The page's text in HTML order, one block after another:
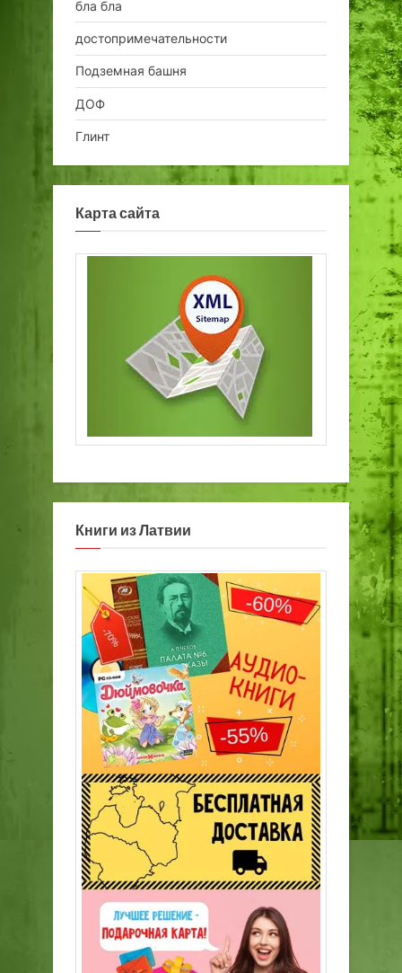
бла бла
достопримечательности
Подземная башня
ДОФ
Глинт
Карта сайта
Книги из Латвии